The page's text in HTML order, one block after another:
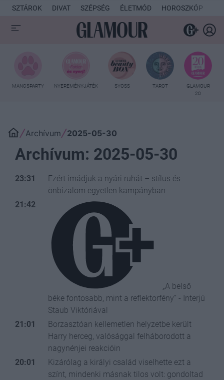
SZTÁROK DIVAT SZÉPSÉG ÉLETMÓD HOROSZKÓP
MANCSPARTY NYEREMÉNYJÁTÉK SYOSS TAROT
GLAMOUR
20
Archívum 2025-05-30
Archívum: 2025-05-30
23:31
Ezért imádjuk a nyári ruhát – stílus és
önbizalom egyetlen kampányban
21:42
„A belső
béke fontosabb, mint a reflektorfény” - Interjú
Staub Viktóriával
21:01
Borzasztóan kellemetlen helyzetbe került
Harry herceg, valósággal felháborodott a
nagynénjei reakcióin
20:01
Kizárólag a királyi család viselhette ezt a
színt, mindenki másnak tilos volt: gondoltad